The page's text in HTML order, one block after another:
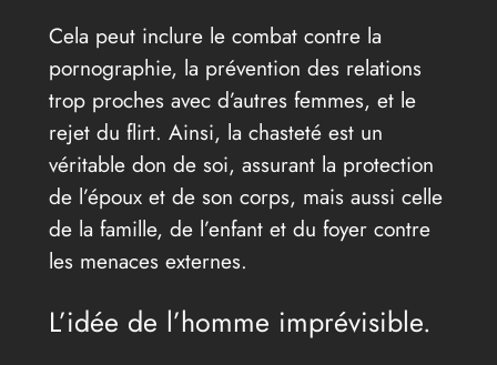
Cela peut inclure le combat contre la
pornographie, la prévention des relations
trop proches avec d’autres femmes, et le
rejet du flirt. Ainsi, la chasteté est un
véritable don de soi, assurant la protection
de l’époux et de son corps, mais aussi celle
de la famille, de l’enfant et du foyer contre
les menaces externes.
L’idée de l’homme imprévisible.